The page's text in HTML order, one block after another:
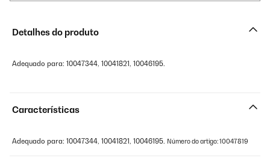
Detalhes do produto
Adequado para: 10047344, 10041821, 10046195.
Características
Adequado para: 10047344, 10041821, 10046195. Número do artigo: 10047819